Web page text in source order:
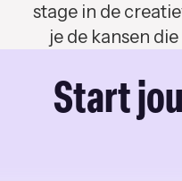
stage in de
je de kansen
Start